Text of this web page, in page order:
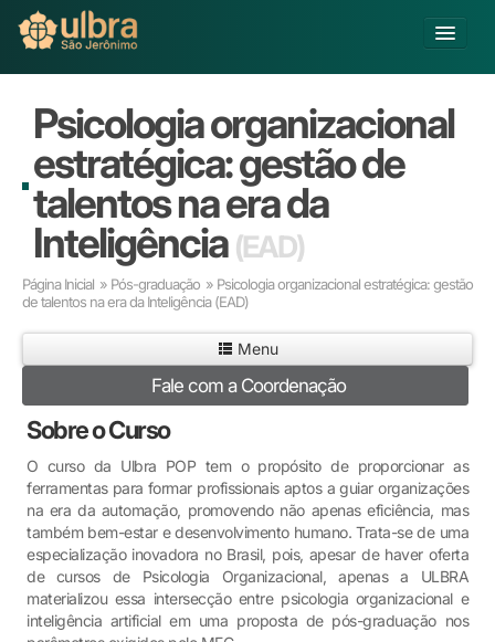
Buscar
Já sou Aluno
Matricule-se
Educação Básica
Graduação
Extensão
Infraestrutura e Serviços
Inovação
Sobre a ULBRA
Psicologia organizacional
estratégica: gestão de
talentos na era da
Inteligência (EAD)
Página Inicial » Pós-graduação » Psicologia organizacional estratégica: gestão
de talentos na era da Inteligência(EAD)
Menu
Fale com a Coordenação
Sobre o Curso
O curso da Ulbra POP tem o propósito de proporcionar as
ferramentas para formar profissionais aptos a guiar organizações
na era da automação, promovendo não apenas eficiência, mas
também bem-estar e desenvolvimento humano. Trata-se de uma
especialização inovadora no Brasil, pois, apesar de haver oferta
de cursos de Psicologia Organizacional, apenas a ULBRA
materializou essa intersecção entre psicologia organizacional e
inteligência artificial em uma proposta de pós-graduação nos